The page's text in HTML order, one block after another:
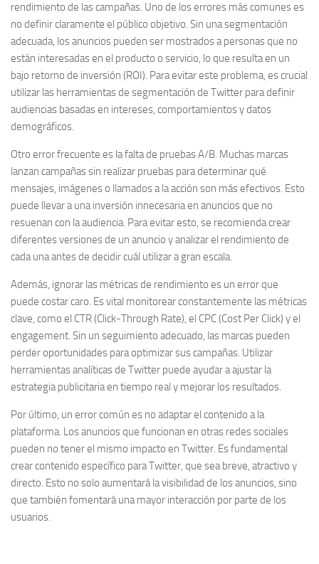
rendimiento de las campañas. Uno de los errores más comunes es
no definir claramente el público objetivo. Sin una segmentación
adecuada, los anuncios pueden ser mostrados a personas que no
están interesadas en el producto o servicio, lo que resulta en un
bajo retorno de inversión (ROI). Para evitar este problema, es crucial
utilizar las herramientas de segmentación de Twitter para definir
audiencias basadas en intereses, comportamientos y datos
demográficos.
Otro error frecuente es la falta de pruebas A/B. Muchas marcas
lanzan campañas sin realizar pruebas para determinar qué
mensajes, imágenes o llamados a la acción son más efectivos. Esto
puede llevar a una inversión innecesaria en anuncios que no
resuenan con la audiencia. Para evitar esto, se recomienda crear
diferentes versiones de un anuncio y analizar el rendimiento de
cada una antes de decidir cuál utilizar a gran escala.
Además, ignorar las métricas de rendimiento es un error que
puede costar caro. Es vital monitorear constantemente las métricas
clave, como el CTR (Click-Through Rate), el CPC (Cost Per Click) y el
engagement. Sin un seguimiento adecuado, las marcas pueden
perder oportunidades para optimizar sus campañas. Utilizar
herramientas analíticas de Twitter puede ayudar a ajustar la
estrategia publicitaria en tiempo real y mejorar los resultados.
Por último, un error común es no adaptar el contenido a la
plataforma. Los anuncios que funcionan en otras redes sociales
pueden no tener el mismo impacto en Twitter. Es fundamental
crear contenido específico para Twitter, que sea breve, atractivo y
directo. Esto no solo aumentará la visibilidad de los anuncios, sino
que también fomentará una mayor interacción por parte de los
usuarios.